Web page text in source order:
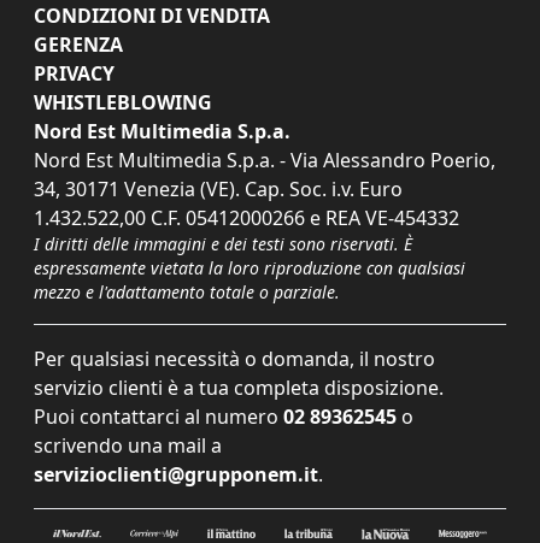
CONDIZIONI DI VENDITA
GERENZA
PRIVACY
WHISTLEBLOWING
Nord Est Multimedia S.p.a.
Nord Est Multimedia S.p.a. - Via Alessandro Poerio,
34, 30171 Venezia (VE). Cap. Soc. i.v. Euro
1.432.522,00 C.F. 05412000266 e REA VE-454332
I diritti delle immagini e dei testi sono riservati. È
espressamente vietata la loro riproduzione con qualsiasi
mezzo e l'adattamento totale o parziale.
Per qualsiasi necessità o domanda, il nostro
servizio clienti è a tua completa disposizione.
Puoi contattarci al numero 02 89362545 o
scrivendo una mail a
servizioclienti@grupponem.it.